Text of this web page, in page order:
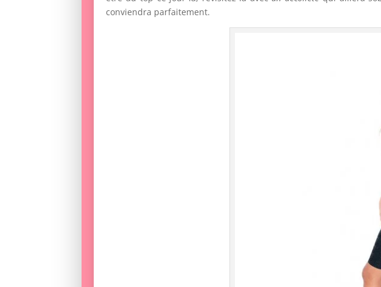
conviendra parfaitement.